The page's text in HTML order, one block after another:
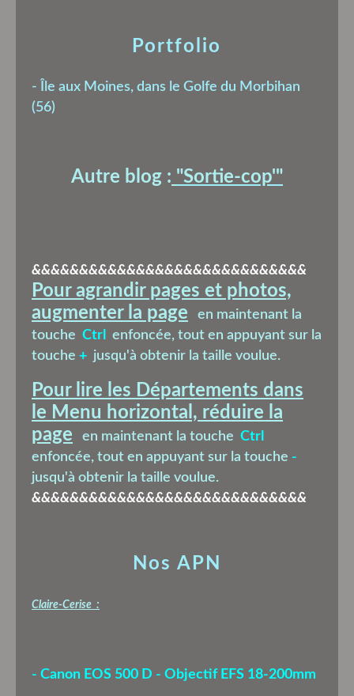
Nos APN
Claire-Cerise :
- Canon EOS 500 D - Objectif EFS 18-200mm
Portfolio
- Île aux Moines, dans le Golfe du Morbihan
(56)
Autre blog : "Sortie-cop'"
&&&&&&&&&&&&&&&&&&&&&&&&&&&&&
Pour agrandir pages et photos,
augmenter la page
en maintenant la
touche Ctrl
enfoncée, tout en appuyant sur la
touche + jusqu'à obtenir la taille voulue.
Pour lire les Départements dans
le Menu horizontal, réduire la
page
en maintenant la touche Ctrl
enfoncée, tout en appuyant sur la touche -
jusqu'à obtenir la taille voulue.
&&&&&&&&&&&&&&&&&&&&&&&&&&&&&